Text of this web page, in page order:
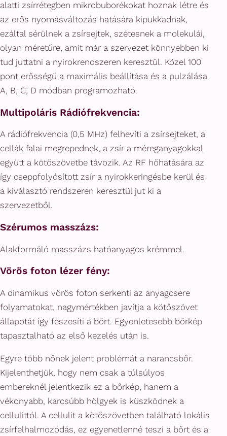
alatti zsírrétegben mikrobuborékokat hoznak létre és
az erős nyomásváltozás hatására kipukkadnak,
ezáltal sérülnek a zsírsejtek, szétesnek a molekulái,
olyan méretűre, amit már a szervezet könnyebben ki
tud juttatni a nyirokrendszeren keresztül. Közel 100
pont erősségű a maximális beállítása és a pulzálása
A, B, C, D módban programozható.
Multipoláris Rádiófrekvencia:
A rádiófrekvencia (0,5 MHz) felhevíti a zsírsejteket, a
cellák falai megrepednek, a zsír a méreganyagokkal
együtt a kötőszövetbe távozik. Az RF hőhatására az
így cseppfolyósított zsír a nyirokkeringésbe kerül és
a kiválasztó rendszeren keresztül jut ki a
szervezetből.
Szérumos masszázs:
Alakformáló masszázs hatóanyagos krémmel.
Vörös foton lézer fény:
A dinamikus vörös foton serkenti az anyagcsere
folyamatokat, nagymértékben javítja a kötőszövet
állapotát így feszesíti a bőrt. Egyenletesebb bőrkép
tapasztalható az első kezelés után is.
Egyre több nőnek jelent problémát a narancsbőr.
Kijelenthetjük, hogy nem csak a túlsúlyos
embereknél jelentkezik ez a bőrkép, hanem a
vékonyabb, karcsúbb hölgyek is küszködnek a
cellulittól. A cellulit a kötőszövetben található lokális
zsírfelhalmozódás, ez egyenetlenné teszi a bőrt és a